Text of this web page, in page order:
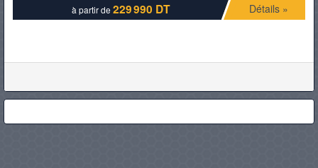
à partir de 229 990 DT Détails »